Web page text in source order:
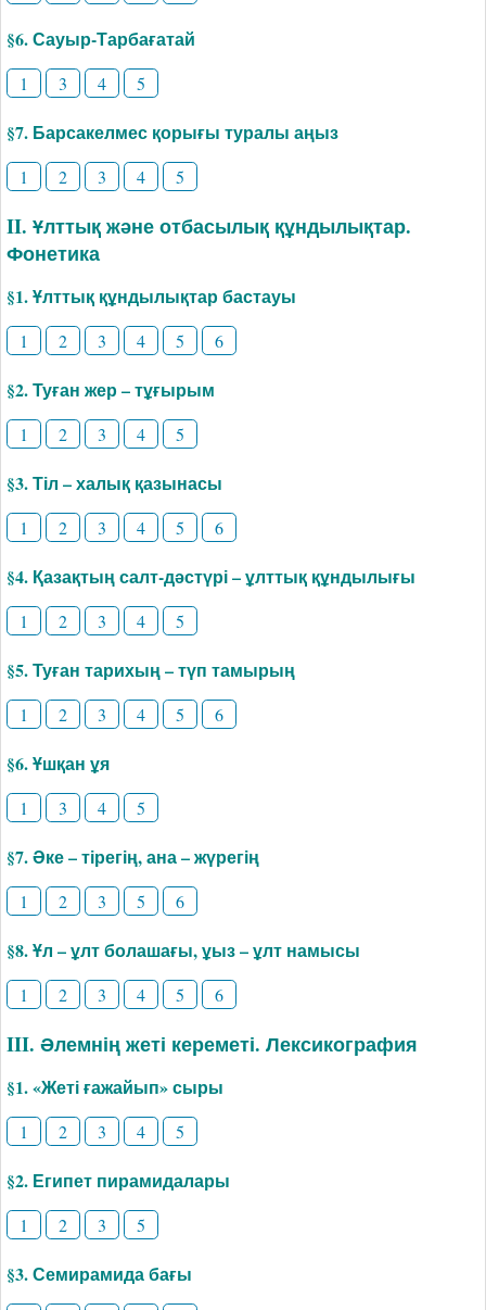
§6. Сауыр-Тарбағатай
1 3 4 5
§7. Барсакелмес қорығы туралы аңыз
1 2 3 4 5
II. Ұлттық және отбасылық құндылықтар.
Фонетика
§1. Ұлттық құндылықтар бастауы
1 2 3 4 5 6
§2. Туған жер – тұғырым
1 2 3 4 5
§3. Тіл – халық қазынасы
1 2 3 4 5 6
§4. Қазақтың салт-дәстүрі – ұлттық құндылығы
1 2 3 4 5
§5. Туған тарихың – түп тамырың
1 2 3 4 5 6
§6. Ұшқан ұя
1 3 4 5
§7. Әке – тірегің, ана – жүрегің
1 2 3 5 6
§8. Ұл – ұлт болашағы, ұыз – ұлт намысы
1 2 3 4 5 6
III. Әлемнің жеті кереметі. Лексикография
§1. «­Жеті ғажайып» сыры
1 2 3 4 5
§2. Египет пирамидалары
1 2 3 5
§3. Семирамида бағы